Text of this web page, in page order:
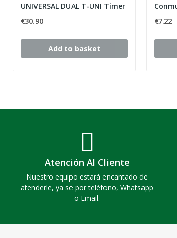
UNIVERSAL DUAL T-UNI Timer
€30.90
Add to basket
€7.22
Atención Al Cliente
Nuestro equipo estará encantado de
atenderle, ya se por teléfono, Whatsapp
o Email.